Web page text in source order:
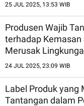
25 JUL 2025, 13:53 WIB
Produsen Wajib
terhadap Kemasan
Merusak
24 JUL 2025, 23:09 WIB
Label Produk yang
Tantangan dalam